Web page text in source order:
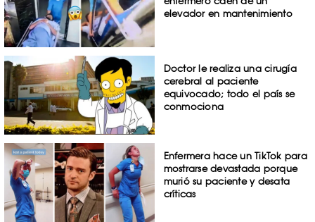
elevador en mantenimiento
Doctor le realiza una cirugía
cerebral al paciente
equivocado; todo el país se
conmociona
Enfermera hace un TikTok para
mostrarse devastada porque
murió su paciente y desata
críticas